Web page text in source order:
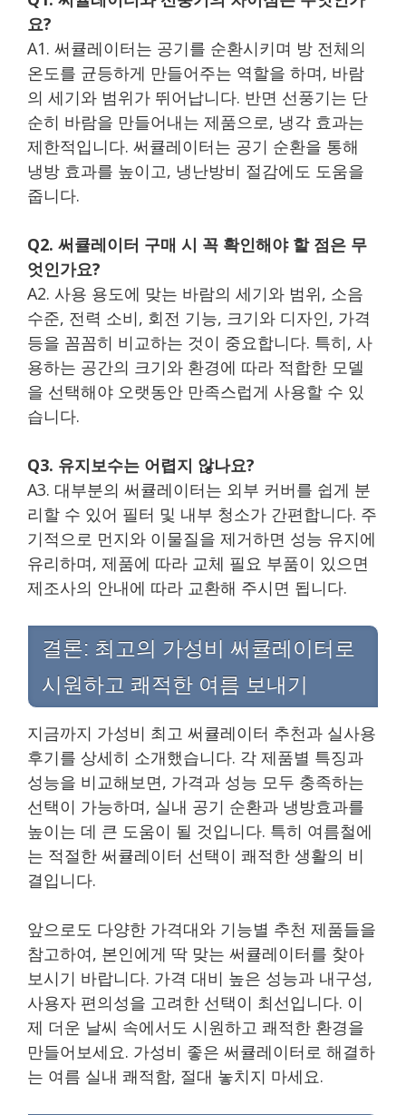
요?
A1. 써큘레이터는 공기를 순환시키며 방 전체의
온도를 균등하게 만들어주는 역할을 하며, 바람
의 세기와 범위가 뛰어납니다. 반면 선풍기는 단
순히 바람을 만들어내는 제품으로, 냉각 효과는
제한적입니다. 써큘레이터는 공기 순환을 통해
냉방 효과를 높이고, 냉난방비 절감에도 도움을
줍니다.
Q2. 써큘레이터 구매 시 꼭 확인해야 할 점은 무
엇인가요?
A2. 사용 용도에 맞는 바람의 세기와 범위, 소음
수준, 전력 소비, 회전 기능, 크기와 디자인, 가격
등을 꼼꼼히 비교하는 것이 중요합니다. 특히, 사
용하는 공간의 크기와 환경에 따라 적합한 모델
을 선택해야 오랫동안 만족스럽게 사용할 수 있
습니다.
Q3. 유지보수는 어렵지 않나요?
A3. 대부분의 써큘레이터는 외부 커버를 쉽게 분
리할 수 있어 필터 및 내부 청소가 간편합니다. 주
기적으로 먼지와 이물질을 제거하면 성능 유지에
유리하며, 제품에 따라 교체 필요 부품이 있으면
제조사의 안내에 따라 교환해 주시면 됩니다.
결론: 최고의 가성비 써큘레이터로
시원하고 쾌적한 여름 보내기
지금까지 가성비 최고 써큘레이터 추천과 실사용
후기를 상세히 소개했습니다. 각 제품별 특징과
성능을 비교해보면, 가격과 성능 모두 충족하는
선택이 가능하며, 실내 공기 순환과 냉방효과를
높이는 데 큰 도움이 될 것입니다. 특히 여름철에
는 적절한 써큘레이터 선택이 쾌적한 생활의 비
결입니다.
앞으로도 다양한 가격대와 기능별 추천 제품들을
참고하여, 본인에게 딱 맞는 써큘레이터를 찾아
보시기 바랍니다. 가격 대비 높은 성능과 내구성,
사용자 편의성을 고려한 선택이 최선입니다. 이
제 더운 날씨 속에서도 시원하고 쾌적한 환경을
만들어보세요. 가성비 좋은 써큘레이터로 해결하
는 여름 실내 쾌적함, 절대 놓치지 마세요.